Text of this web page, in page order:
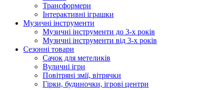
Трансформери
Інтерактивні іграшки
Музичні інструменти
Музичні інструменти до 3-х років
Музичні інструменти від 3-х років
Сезонні товари
Сачок для метеликів
Вуличні ігри
Повітряні змії, вітрячки
Гірки, будиночки, ігрові центри